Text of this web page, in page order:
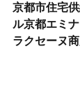
京都市住宅
ル京都エミ
ラクセーヌ